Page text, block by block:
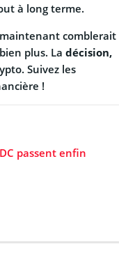
à long terme.
maintenant comblerait
plus. La décision,
Suivez les
!
passent enfin